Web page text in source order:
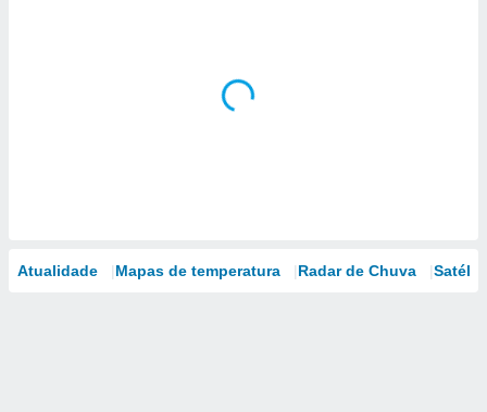
Atualidade Mapas de temperatura Radar de Chuva